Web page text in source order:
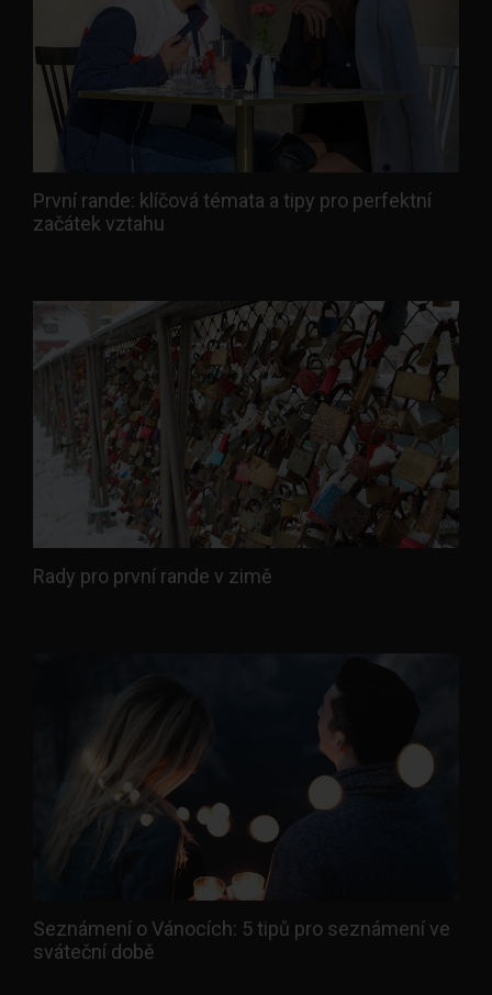
První rande: klíčová témata a tipy pro perfektní
začátek vztahu
Rady pro první rande v zimě
Seznámení o Vánocích: 5 tipů pro seznámení ve
sváteční době